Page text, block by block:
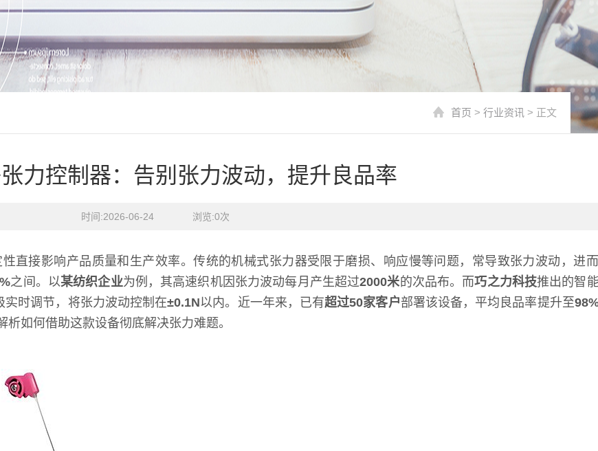
首页 > 行业资讯 > 正文
力控制器：告别张力波动，提升良品率
时间:2026-06-24    浏览:0次
直接影响产品质量和生产效率。传统的机械式张力器受限于磨损、响应慢等问题，常导致张力波动，进
之间。以某纺织企业为例，其高速织机因张力波动每月产生超过2000米的次品布。而巧之力科技推出的智
实时调节，将张力波动控制在±0.1N以内。近一年来，已有超过50家客户部署该设备，平均良品率提升至
如何借助这款设备彻底解决张力难题。